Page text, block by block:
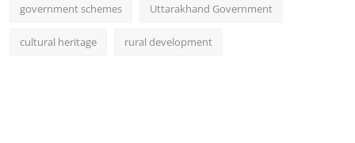
government schemes Uttarakhand Government
cultural heritage rural development